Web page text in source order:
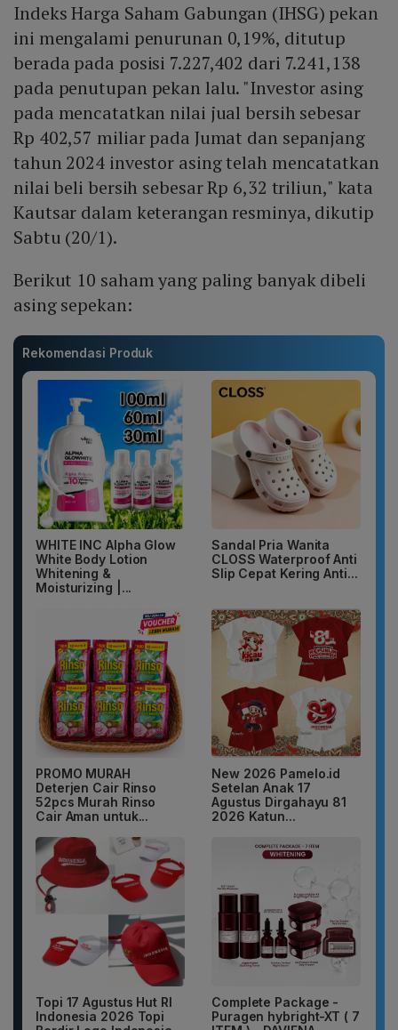
Indeks Harga Saham Gabungan (IHSG) pekan
ini mengalami penurunan 0,19%, ditutup
berada pada posisi 7.227,402 dari 7.241,138
pada penutupan pekan lalu. "Investor asing
pada mencatatkan nilai jual bersih sebesar
Rp 402,57 miliar pada Jumat dan sepanjang
tahun 2024 investor asing telah mencatatkan
nilai beli bersih sebesar Rp 6,32 triliun," kata
Kautsar dalam keterangan resminya, dikutip
Sabtu (20/1).
Berikut 10 saham yang paling banyak dibeli
asing sepekan:
Rekomendasi Produk
WHITE INC Alpha Glow
White Body Lotion
Whitening &
Moisturizing |...
Sandal Pria Wanita
CLOSS Waterproof Anti
Slip Cepat Kering Anti...
PROMO MURAH
Deterjen Cair Rinso
52pcs Murah Rinso
Cair Aman untuk...
New 2026 Pamelo.id
Setelan Anak 17
Agustus Dirgahayu 81
2026 Katun...
Topi 17 Agustus Hut RI
Indonesia 2026 Topi
Complete Package -
Puragen hybright-XT ( 7